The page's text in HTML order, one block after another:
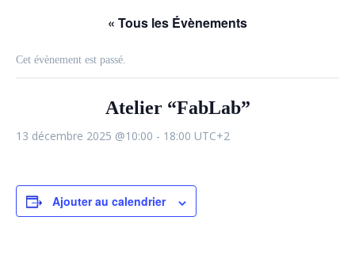
« Tous les Évènements
Cet évènement est passé.
Atelier “FabLab”
13 décembre 2025 @10:00 - 18:00 UTC+2
Ajouter au calendrier